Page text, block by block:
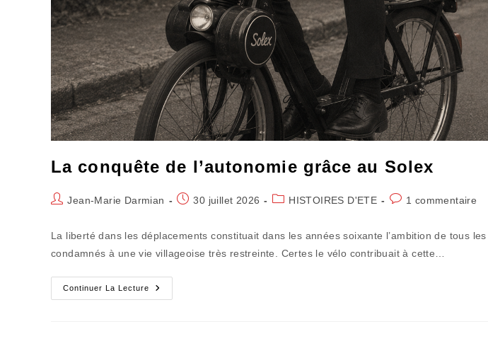
La conquête de l’autonomie grâce au Solex
Auteur/autrice
publication :
Jean-Marie Darmian
Publication
30 juillet 2026
PostHISTOIRES D'ETE
Commentaires
publication :
1 commentaire
La liberté dans les déplacements constituait dans les années soixante l’ambition de tous
condamnés à une vie villageoise très restreinte. Certes le vélo contribuait à cette…
Continuer La Lecture
La
Conquête